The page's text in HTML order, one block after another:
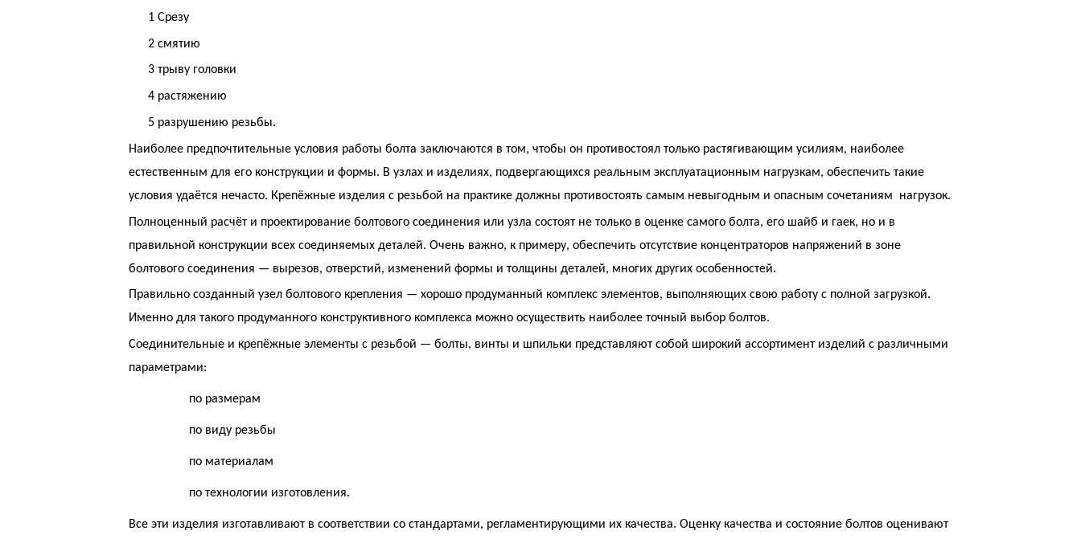
1 Срезу
2 смятию
3 трыву головки
4 растяжению
5 разрушению резьбы.
Наиболее предпочтительные условия работы болта заключаются в том, чтобы он противостоял только растягивающим усилиям, наиболее
естественным для его конструкции и формы. В узлах и изделиях, подвергающихся реальным эксплуатационным нагрузкам, обеспечить такие
условия удаётся нечасто. Крепёжные изделия с резьбой на практике должны противостоять самым невыгодным и опасным сочетаниям
нагрузок.
Полноценный расчёт и проектирование болтового соединения или узла состоят не только в оценке самого болта, его шайб и гаек, но и в
правильной конструкции всех соединяемых деталей. Очень важно, к примеру, обеспечить отсутствие концентраторов напряжений в зоне
болтового соединения — вырезов, отверстий, изменений формы и толщины деталей, многих других особенностей.
Правильно созданный узел болтового крепления — хорошо продуманный комплекс элементов, выполняющих свою работу с полной загрузкой.
Именно для такого продуманного конструктивного комплекса можно осуществить наиболее точный выбор болтов.
Соединительные и крепёжные элементы с резьбой — болты, винты и шпильки представляют собой широкий ассортимент изделий с различными
параметрами:
по размерам
по виду резьбы
по материалам
по технологии изготовления.
Все эти изделия изготавливают в соответствии со стандартами, регламентирующими их качества. Оценку качества и состояние болтов оценивают